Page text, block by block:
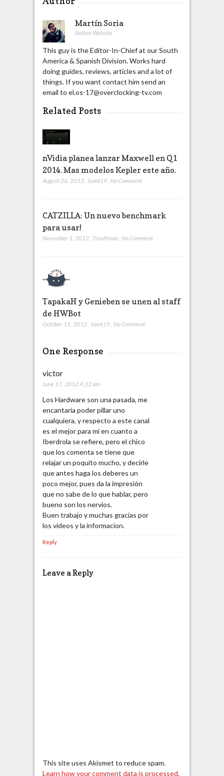
Martín Soria
Author Website
This guy is the Editor-In-Chief at our South
America & Spanish Division. Works hard
doing guides, reviews, articles and a lot of
things. If you want contact him send an
email to el.os-17@overclocking-tv.com
Related Posts
nVidia planea lanzar Maxwell en Q1
2014. Mas modelos Kepler este año.
August 26, 2013 Saint19 No Comment
CATZILLA: Un nuevo benchmark
para usar!
November 1, 2012 Trouffman No Comment
TapakaH y Genieben se unen al staff
de HWBot
October 11, 2012 Saint19 No Comment
One Response
victor
June 17, 2012 4:32 am
Los Hardware son una pasada, me
encantaría poder pillar uno
cualquiera, y respecto a este canal
es el mejor para mi en cuanto a
Iberdrola se refiere, pero el chico
que los comenta se tiene que
relajar un poquito mucho, y decirle
que antes haga los deberes un
poco mejor, pues da la impresión
que no sabe de lo que hablar, pero
bueno son los nervios.
Buen trabajo y muchas gracias por
los vídeos y la informacion.
Reply
Leave a Reply
This site uses Akismet to reduce spam.
Learn how your comment data is processed.